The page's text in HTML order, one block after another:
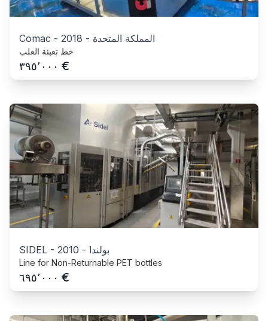
Comac - 2018 - المملكة المتحدة
خط تعبئة العلب
٣٩٥٬٠٠٠ €
SIDEL - 2010 - بولندا
Line for Non-Returnable PET bottles
٦٩٥٬٠٠٠ €